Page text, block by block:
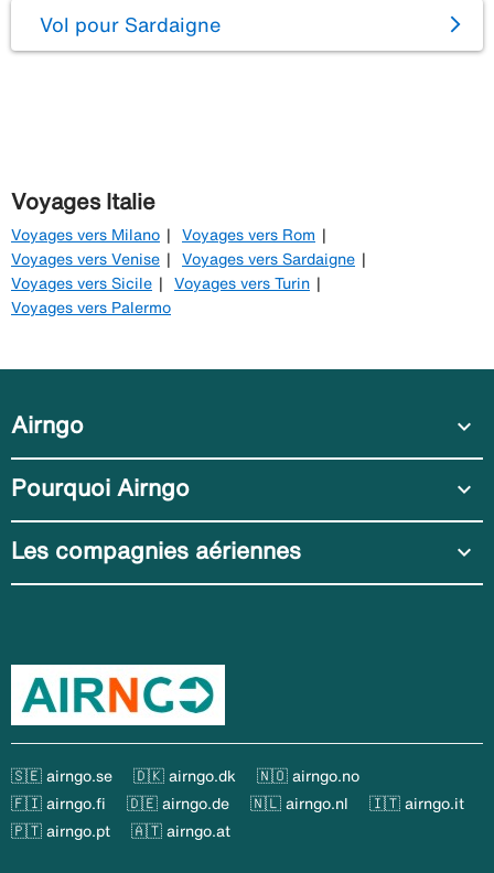
Vol pour Sardaigne
Voyages Italie
Voyages vers Milano
Voyages vers Rom
Voyages vers Venise
Voyages vers Sardaigne
Voyages vers Sicile
Voyages vers Turin
Voyages vers Palermo
Airngo expand_more
Pourquoi Airngo expand_more
Les compagnies aériennes expand_more
🇸🇪 airngo.se 🇩🇰 airngo.dk
🇳🇴 airngo.no
🇫🇮 airngo.fi
🇩🇪 airngo.de 🇳🇱 airngo.nl
🇮🇹 airngo.it
🇵🇹 airngo.pt
🇦🇹 airngo.at